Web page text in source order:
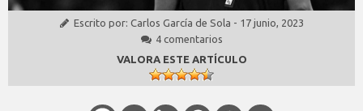
Escrito por: Carlos García de Sola - 17 junio, 2023
4 comentarios
VALORA ESTE ARTÍCULO